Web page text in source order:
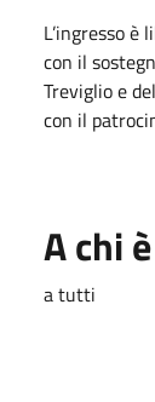
L’ingresso è
con il
Treviglioe
con il
A chi
a tutti